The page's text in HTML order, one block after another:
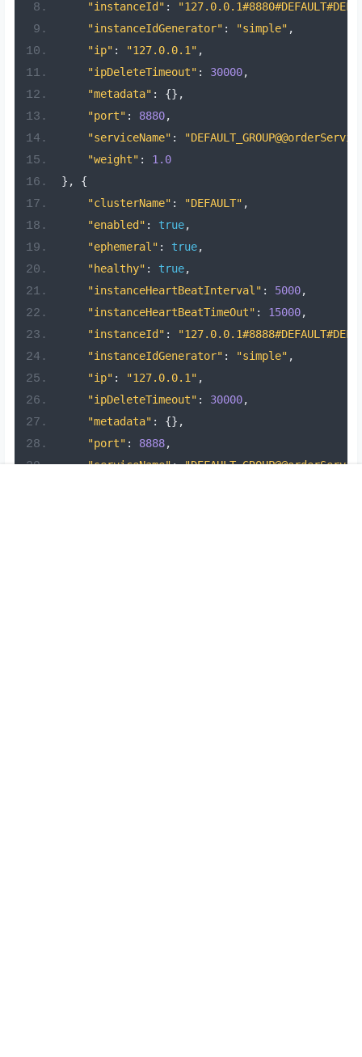
"instanceId" :
"instanceIdGenerator" : "simple" ,
"ip" : "127.0.0.1" ,
"ipDeleteTimeout" : 30000,
"metadata" :
{},
"port" : 8880,
"serviceName" :
"weight" :
1.0
},
{
"clusterName" : "DEFAULT" ,
"enabled" : true,
"ephemeral" : true,
"healthy" : true,
"instanceHeartBeatInterval" : 5000,
"instanceHeartBeatTimeOut" : 15000,
"instanceId" :
"instanceIdGenerator" : "simple" ,
"ip" : "127.0.0.1" ,
"ipDeleteTimeout" : 30000,
"metadata" :
{},
"port" : 8888,
"serviceName":